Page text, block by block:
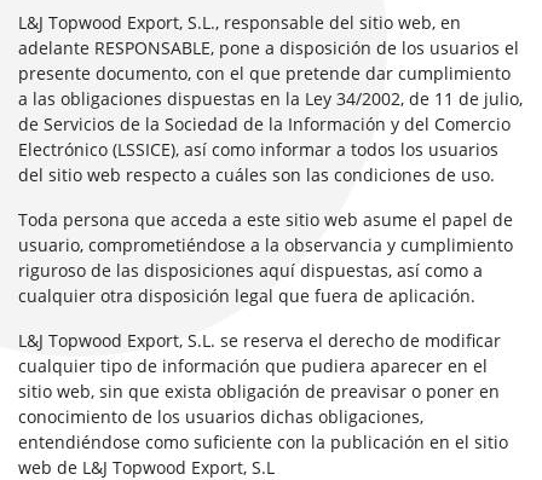
L&J Topwood Export, S.L., responsable del sitio web, en
adelante RESPONSABLE, pone a disposición de los usuarios el
presente documento, con el que pretende dar cumplimiento
a las obligaciones dispuestas en la Ley 34/2002, de 11 de julio,
de Servicios de la Sociedad de la Información y del Comercio
Electrónico (LSSICE), así como informar a todos los usuarios
del sitio web respecto a cuáles son las condiciones de uso.
Toda persona que acceda a este sitio web asume el papel de
usuario, comprometiéndose a la observancia y cumplimiento
riguroso de las disposiciones aquí dispuestas, así como a
cualquier otra disposición legal que fuera de aplicación.
L&J Topwood Export, S.L. se reserva el derecho de modificar
cualquier tipo de información que pudiera aparecer en el
sitio web, sin que exista obligación de preavisar o poner en
conocimiento de los usuarios dichas obligaciones,
entendiéndose como suficiente con la publicación en el sitio
web de L&J Topwood Export, S.L